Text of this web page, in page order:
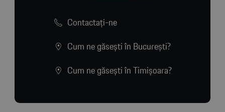
Contactaţi-ne
Cum ne găsești în București?
Cum ne găsești în Timișoara?